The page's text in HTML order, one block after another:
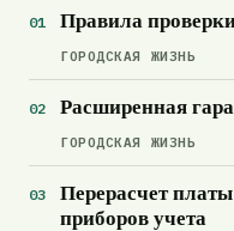
Правила
ГОРОДСКАЯ ЖИЗНЬ
Расширенная
ГОРОДСКАЯ ЖИЗНЬ
Перерасчет
приборов учета